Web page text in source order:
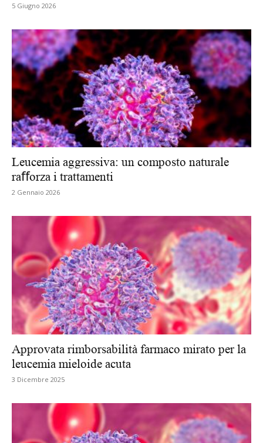
5 Giugno 2026
Leucemia aggressiva: un composto naturale
raﬀorza i trattamenti
2 Gennaio 2026
Approvata rimborsabilità farmaco mirato per la
leucemia mieloide acuta
3 Dicembre 2025